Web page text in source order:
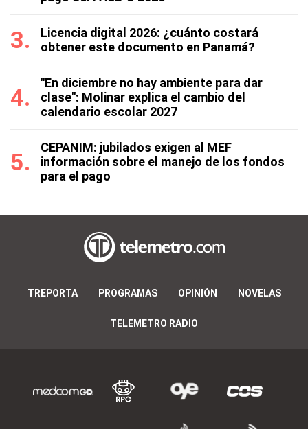
Licencia digital 2026: ¿cuánto costará
obtener este documento en Panamá?
"En diciembre no hay ambiente para dar
clase": Molinar explica el cambio del
calendario escolar 2027
CEPANIM: jubilados exigen al MEF
información sobre el manejo de los fondos
para el pago
TREPORTA PROGRAMAS OPINIÓN NOVELAS
TELEMETRO RADIO